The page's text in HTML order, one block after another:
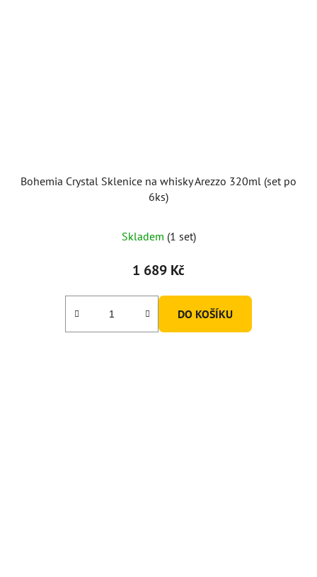
Bohemia Crystal Sklenice na whisky Arezzo 320ml (set po
6ks)
Skladem (1 set)
1 689 Kč
DO KOŠÍKU